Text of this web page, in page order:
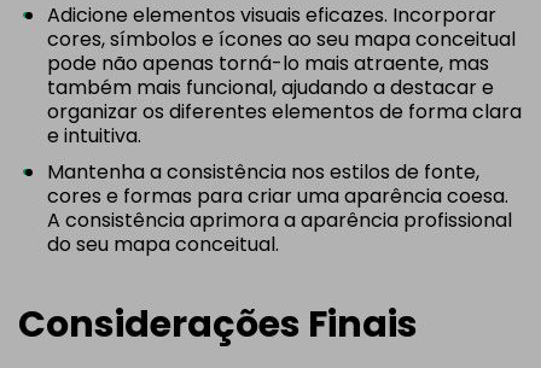
Adicione elementos visuais eficazes. Incorporar
cores, símbolos e ícones ao seu mapa conceitual
pode não apenas torná-lo mais atraente, mas
também mais funcional, ajudando a destacar e
organizar os diferentes elementos de forma clara
e intuitiva.
Mantenha a consistência nos estilos de fonte,
cores e formas para criar uma aparência coesa.
A consistência aprimora a aparência profissional
do seu mapa conceitual.
Considerações Finais